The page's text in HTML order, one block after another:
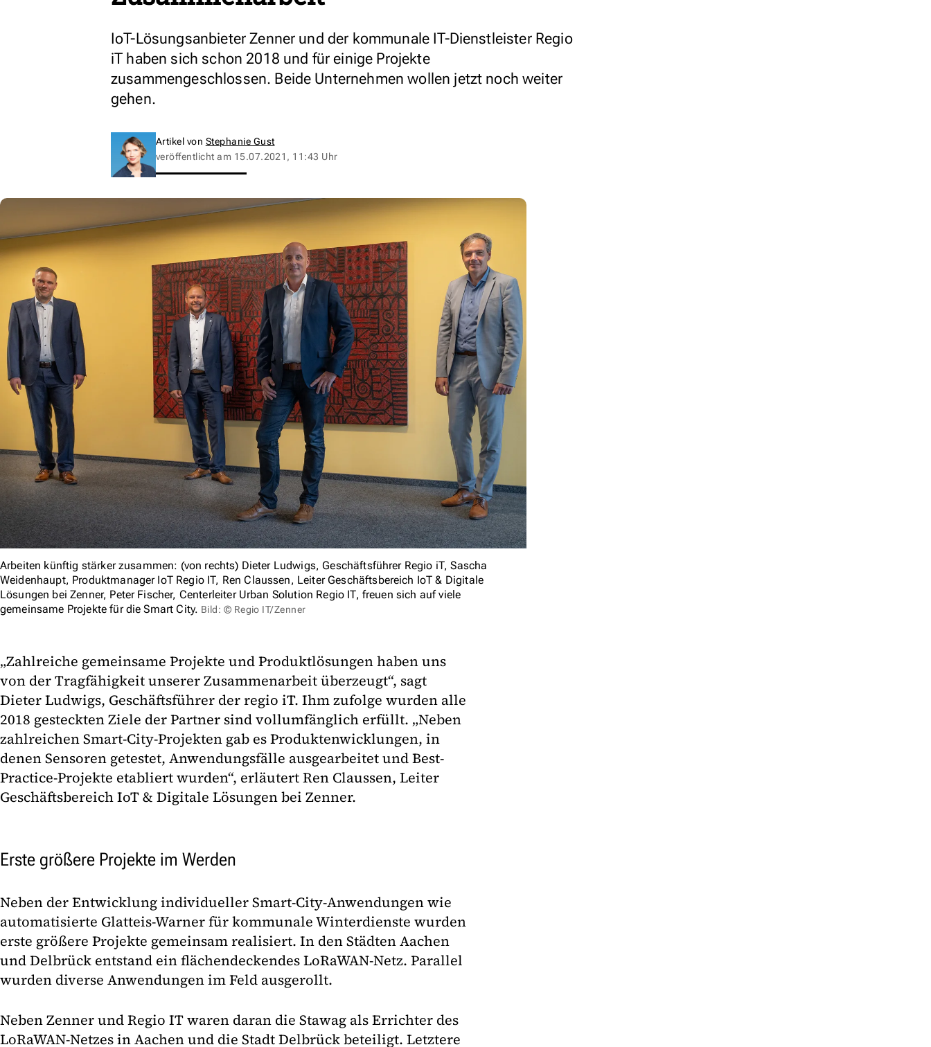
IoT-Lösungsanbieter Zenner und der kommunale IT-Dienstleister Regio
iT haben sich schon 2018 und für einige Projekte
zusammengeschlossen. Beide Unternehmen wollen jetzt noch weiter
gehen.
Artikel von Stephanie Gust
veröffentlicht am 15.07.2021, 11:43 Uhr
Arbeiten künftig stärker zusammen: (von rechts) Dieter Ludwigs, Geschäftsführer Regio iT, Sascha
Weidenhaupt, Produktmanager IoT Regio IT, Ren Claussen, Leiter Geschäftsbereich IoT & Digitale
Lösungen bei Zenner, Peter Fischer, Centerleiter Urban Solution Regio IT, freuen sich auf viele
gemeinsame Projekte für die Smart City. Bild: © Regio IT/Zenner
„Zahlreiche gemeinsame Projekte und Produktlösungen haben uns
von der Tragfähigkeit unserer Zusammenarbeit überzeugt“, sagt
Dieter Ludwigs, Geschäftsführer der regio iT. Ihm zufolge wurden alle
2018 gesteckten Ziele der Partner sind vollumfänglich erfüllt. „Neben
zahlreichen Smart-City-Projekten gab es Produktenwicklungen, in
denen Sensoren getestet, Anwendungsfälle ausgearbeitet und Best-
Practice-Projekte etabliert wurden“, erläutert Ren Claussen, Leiter
Geschäftsbereich IoT & Digitale Lösungen bei Zenner.
Erste größere Projekte im Werden
Neben der Entwicklung individueller Smart-City-Anwendungen wie
automatisierte Glatteis-Warner für kommunale Winterdienste wurden
erste größere Projekte gemeinsam realisiert. In den Städten Aachen
und Delbrück entstand ein flächendeckendes LoRaWAN-Netz. Parallel
wurden diverse Anwendungen im Feld ausgerollt.
Neben Zenner und Regio IT waren daran die Stawag als Errichter des
LoRaWAN-Netzes in Aachen und die Stadt Delbrück beteiligt. Letztere